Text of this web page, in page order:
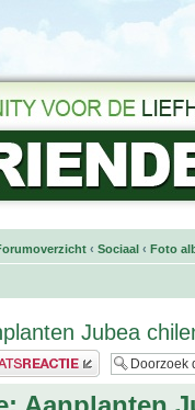
‹ Sociaal ‹ Foto
Jubea
reactie